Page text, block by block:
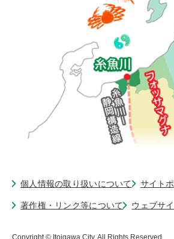
個人情報の取り扱いについて サイト
著作権・リンク等について ウェブサ
Copyright © Itoigawa City. All Rights Reserved.